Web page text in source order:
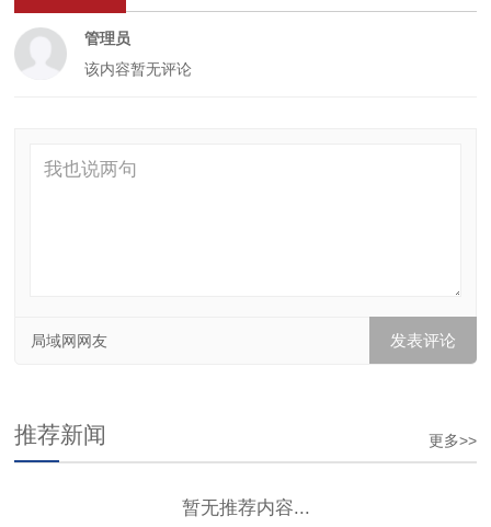
管理员
该内容暂无评论
局域网网友
更多>>
推荐新闻
暂无推荐内容...